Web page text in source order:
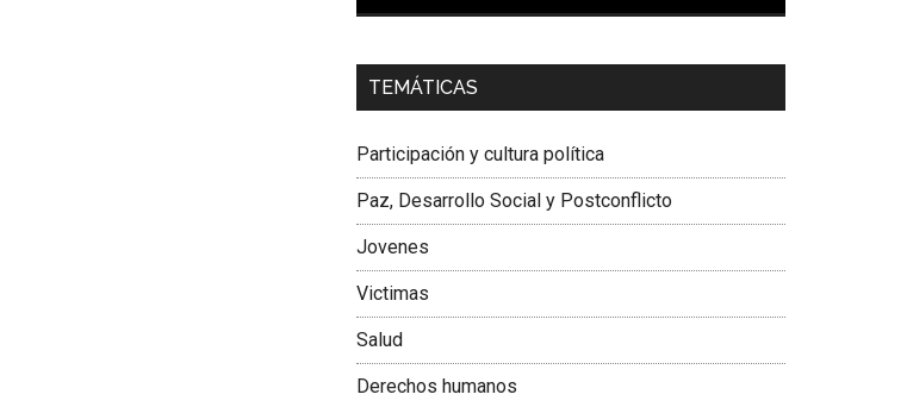
Dra. Carolina Corcho Mejía,
Latinoamericana Sur, Vicepresidenta Federación
TEMÁTICAS
Participación y cultura política
Paz, Desarrollo Social y Postconflicto
Jovenes
Victimas
Salud
Derechos humanos